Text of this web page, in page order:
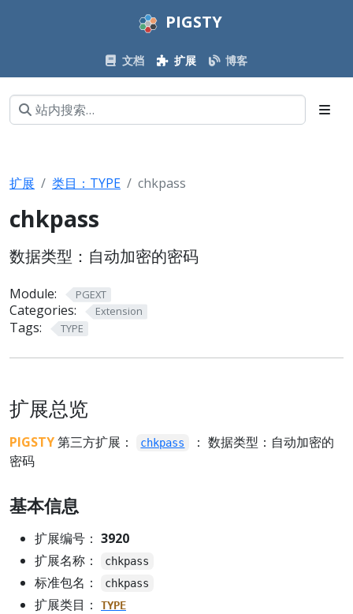
PIGSTY
文档 扩展 博客
扩展 类目：TYPE chkpass
chkpass
数据类型：自动加密的密码
Module: PGEXT
Categories: Extension
Tags: TYPE
扩展总览
PIGSTY第三方扩展： chkpass
： 数据类型：自动加密的
密码
基本信息
扩展编号： 3920
扩展名称：
chkpass
标准包名： chkpass
扩展类目： TYPE